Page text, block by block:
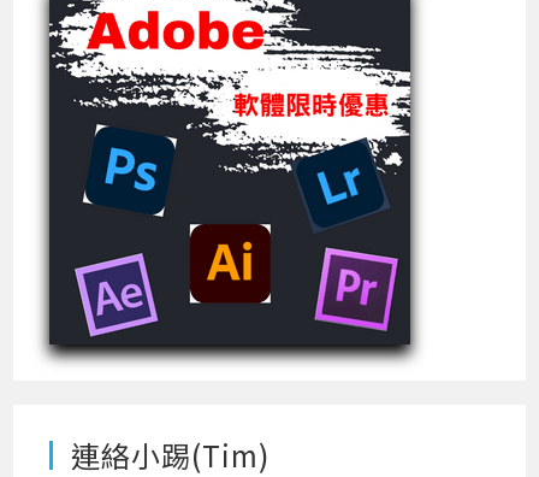
連絡小踢(Tim)